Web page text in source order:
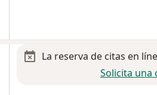
La reserva de citas en
Solicita una